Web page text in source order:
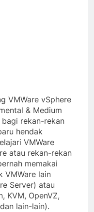
VMWare vSphere
& Medium
rekan-rekan
hendak
VMWare
atau rekan-rekan
memakai
VMWare lain
Server) atau
KVM, OpenVZ,
lain-lain).